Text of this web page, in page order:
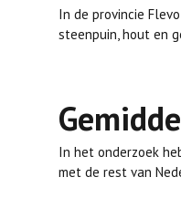
In de provincie
steenpuin, hout en
In het onderzoek
met de rest van